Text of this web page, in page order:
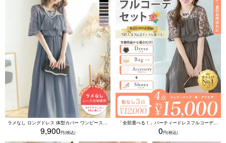
ラメなし ロングドレス 体型カバー ワンピース 敏感肌対応 結婚式 二次会 お呼ばれ 大人 上品 (Sサイズ～5Lサイズ)
9,900
「全部選べる！」パーティードレスフルコーデセット (ドレス1点＋バッグ1点＋アクセ1点+靴1足/4点15000円(税込)/靴なしで12000円(税込))
0